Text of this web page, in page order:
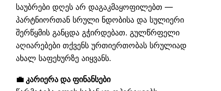
საუბრები დღეს არ დაგაკმაყოფილებთ —
პარტნიორთან სრული ნდობისა და სულიერი
შერწყმის განცდა გჭირდებათ. გულწრფელი
აღიარებები თქვენს ურთიერთობას სრულიად
ახალ საფეხურზე აიყვანს.
💼 კარიერა და ფინანსები